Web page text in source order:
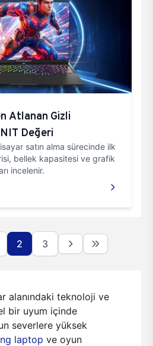
Atlanan Gizli
Değeri
satın alma sürecinde ilk
bellek kapasitesi ve grafik
incelenir.
2 3
alanındaki teknoloji ve
bir uyum içinde
severlere yüksek
laptop ve oyun